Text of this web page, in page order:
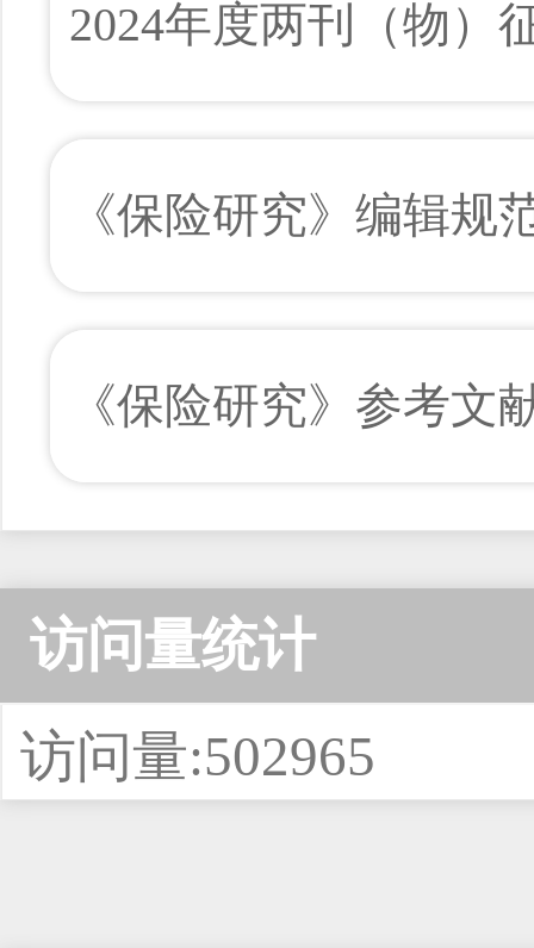
2024年度两刊（物）
《保险研究》编辑规
《保险研究》参考文
访问量统计
访问量:502965